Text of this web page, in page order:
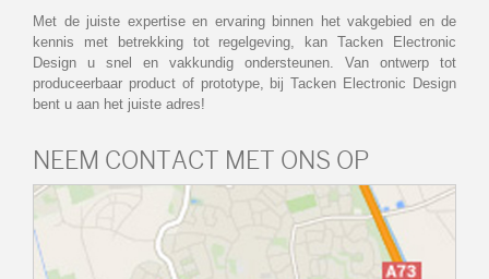
Met de juiste expertise en ervaring binnen het vakgebied en de
kennis met betrekking tot regelgeving, kan Tacken Electronic
Design u snel en vakkundig ondersteunen. Van ontwerp tot
produceerbaar product of prototype, bij Tacken Electronic Design
bent u aan het juiste adres!
NEEM CONTACT MET ONS OP